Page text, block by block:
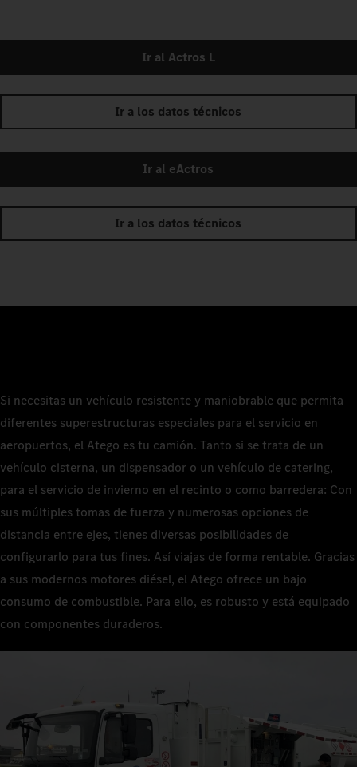
Ir al Actros L
Ir a los datos técnicos
Ir al eActros
Ir a los datos técnicos
Si necesitas un vehículo resistente y maniobrable que permita
diferentes superestructuras especiales para el servicio en
aeropuertos, el Atego es tu camión. Tanto si se trata de un
vehículo cisterna, un dispensador o un vehículo de catering,
para el servicio de invierno en el recinto o como barredera: Con
sus múltiples tomas de fuerza y numerosas opciones de
distancia entre ejes, tienes diversas posibilidades de
configurarlo para tus fines. Así viajas de forma rentable. Gracias
a sus modernos motores diésel, el Atego ofrece un bajo
consumo de combustible. Para ello, es robusto y está equipado
con componentes duraderos.